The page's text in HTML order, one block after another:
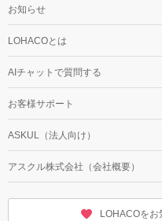
お知らせ
LOHACOとは
AIチャットで質問する
お客様サポート
ASKUL（法人向け）
アスクル株式会社（会社概要）
LOHACOを